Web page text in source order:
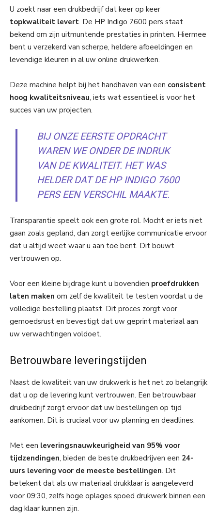
U zoekt naar een drukbedrijf dat keer op keer
topkwaliteit levert. De HP Indigo 7600 pers staat
bekend om zijn uitmuntende prestaties in printen. Hiermee
bent u verzekerd van scherpe, heldere afbeeldingen en
levendige kleuren in al uw online drukwerken.
Deze machine helpt bij het handhaven van een consistent
hoog kwaliteitsniveau, iets wat essentieel is voor het
succes van uw projecten.
BIJ ONZE EERSTE OPDRACHT
WAREN WE ONDER DE INDRUK
VAN DE KWALITEIT. HET WAS
HELDER DAT DE HP INDIGO 7600
PERS EEN VERSCHIL MAAKTE.
Transparantie speelt ook een grote rol. Mocht er iets niet
gaan zoals gepland, dan zorgt eerlijke communicatie ervoor
dat u altijd weet waar u aan toe bent. Dit bouwt
vertrouwen op.
Voor een kleine bijdrage kunt u bovendien proefdrukken
laten maken om zelf de kwaliteit te testen voordat u de
volledige bestelling plaatst. Dit proces zorgt voor
gemoedsrust en bevestigt dat uw geprint materiaal aan
uw verwachtingen voldoet.
Betrouwbare leveringstijden
Naast de kwaliteit van uw drukwerk is het net zo belangrijk
dat u op de levering kunt vertrouwen. Een betrouwbaar
drukbedrijf zorgt ervoor dat uw bestellingen op tijd
aankomen. Dit is cruciaal voor uw planning en deadlines.
Met een leveringsnauwkeurigheid van 95% voor
tijdzendingen, bieden de beste drukbedrijven een 24-
uurs levering voor de meeste bestellingen. Dit
betekent dat als uw materiaal drukklaar is aangeleverd
voor 09:30, zelfs hoge oplages spoed drukwerk binnen een
dag klaar kunnen zijn.